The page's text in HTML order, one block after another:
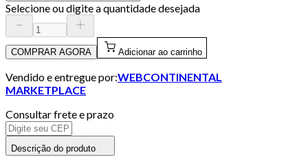
Selecione ou digite a quantidade desejada
COMPRAR AGORA Adicionar ao carrinho
Vendido e entregue por:WEBCONTINENTAL
MARKETPLACE
Consultar frete e prazo
Descrição do produto